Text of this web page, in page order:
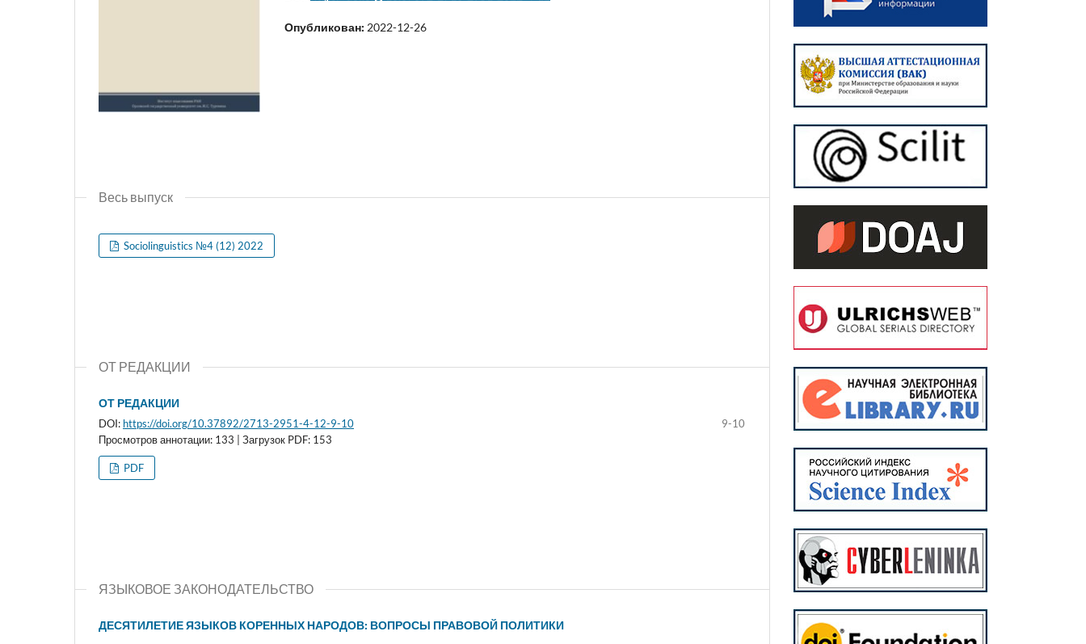
Опубликован: 2022-12-26
Весь выпуск
Sociolinguistics №4 (12) 2022
ОТ РЕДАКЦИИ
ОТ РЕДАКЦИИ
9-10
DOI: https://doi.org/10.37892/2713-2951-4-12-9-10
Просмотров аннотации: 133 | Загрузок PDF: 153
PDF
ЯЗЫКОВОЕ ЗАКОНОДАТЕЛЬСТВО
ДЕСЯТИЛЕТИЕ ЯЗЫКОВ КОРЕННЫХ НАРОДОВ: ВОПРОСЫ ПРАВОВОЙ ПОЛИТИКИ